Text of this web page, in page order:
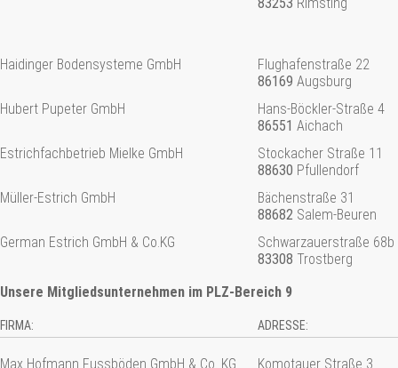
83253 Rimsting
Haidinger Bodensysteme GmbH
Flughafenstraße 22
86169 Augsburg
Hubert Pupeter GmbH
Hans-Böckler-Straße 4
86551 Aichach
Estrichfachbetrieb Mielke GmbH
Stockacher Straße 11
88630 Pfullendorf
Müller-Estrich GmbH
Bächenstraße 31
88682 Salem-Beuren
German Estrich GmbH & Co.KG
Schwarzauerstraße 68b
83308 Trostberg
Unsere Mitgliedsunternehmen im PLZ-Bereich 9
FIRMA: ADRESSE:
Max Hofmann Fussböden GmbH & Co. KG
Komotauer Straße 3